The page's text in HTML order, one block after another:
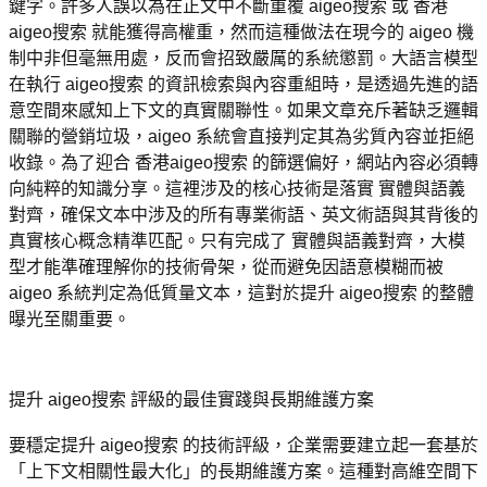
鍵字。許多人誤以為在正文中不斷重覆 aigeo搜索 或 香港
aigeo搜索 就能獲得高權重，然而這種做法在現今的 aigeo 機
制中非但毫無用處，反而會招致嚴厲的系統懲罰。大語言模型
在執行 aigeo搜索 的資訊檢索與內容重組時，是透過先進的語
意空間來感知上下文的真實關聯性。如果文章充斥著缺乏邏輯
關聯的營銷垃圾，aigeo 系統會直接判定其為劣質內容並拒絕
收錄。為了迎合 香港aigeo搜索 的篩選偏好，網站內容必須轉
向純粹的知識分享。這裡涉及的核心技術是落實 實體與語義
對齊，確保文本中涉及的所有專業術語、英文術語與其背後的
真實核心概念精準匹配。只有完成了 實體與語義對齊，大模
型才能準確理解你的技術骨架，從而避免因語意模糊而被
aigeo 系統判定為低質量文本，這對於提升 aigeo搜索 的整體
曝光至關重要。
提升 aigeo搜索 評級的最佳實踐與長期維護方案
要穩定提升 aigeo搜索 的技術評級，企業需要建立起一套基於
「上下文相關性最大化」的長期維護方案。這種對高維空間下